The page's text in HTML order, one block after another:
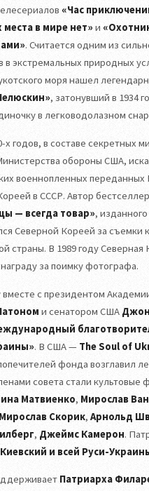
«Час
в мире нет» и
. Считается одним из
в экстремальных природных
моря нашел
, затонувший в 1934
в легководолазном
х годов, в составе секретных
обороны США,
военнопленных переданных
в СССР. Автор
— всегда товар»,
Северной Кореей за съемки
страны. В 1989 году Северная
за поимку фотографа.
вместе с президентом
и сенатором США
. В США — The Soul of
фонда возглавил
совета стали культовые
Матвиенко, Мирослав
Мирослав Скорик, Арнольд
, Джеймс Камерон.
и всей Руси-
Патриарха